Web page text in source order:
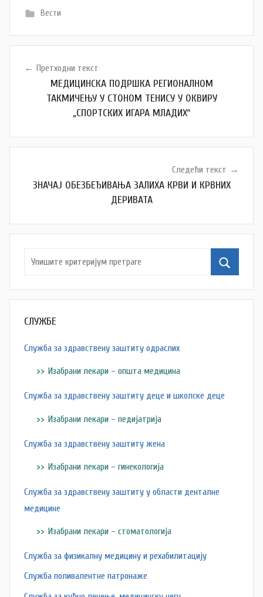
Вести
чланкаПретходни текст
МЕДИЦИНСКА ПОДРШКА РЕГИОНАЛНОМ
ТАКМИЧЕЊУ У СТОНОМ ТЕНИСУ У ОКВИРУ
„СПОРТСКИХ ИГАРА МЛАДИХ“
Следећи текст
ЗНАЧАЈ ОБЕЗБЕЂИВАЊА ЗАЛИХА КРВИ И КРВНИХ
ДЕРИВАТА
СЛУЖБЕ
Служба за здравствену заштиту одраслих
Изабрани лекари – општа медицина
Служба за здравствену заштиту деце и школске деце
Изабрани лекари – педијатрија
Служба за здравствену заштиту жена
Изабрани лекари – гинекологија
Служба за здравствену заштиту у области денталне
медицине
Изабрани лекари – стоматологија
Служба за физикалну медицину и рехабилитацију
Служба поливалентне патронаже